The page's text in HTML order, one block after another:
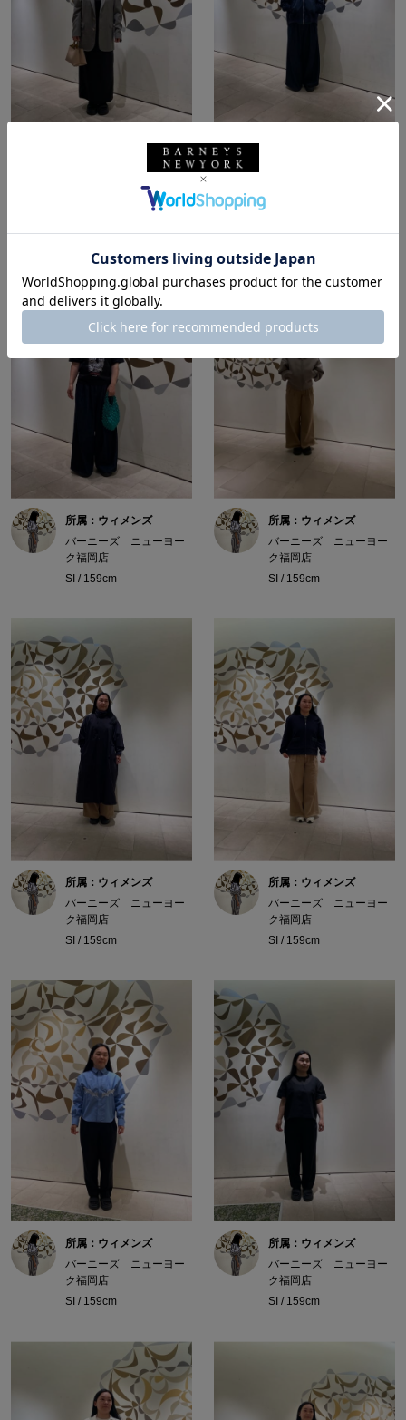
所属：ウィメンズ
バーニーズ ニューヨー
ク福岡店
SI / 159cm
所属：ウィメンズ
バーニーズ ニューヨー
ク福岡店
SI / 159cm
所属：ウィメンズ
バーニーズ ニューヨー
ク福岡店
SI / 159cm
所属：ウィメンズ
バーニーズ ニューヨー
ク福岡店
SI / 159cm
所属：ウィメンズ
バーニーズ ニューヨー
ク福岡店
SI / 159cm
所属：ウィメンズ
バーニーズ ニューヨー
ク福岡店
SI / 159cm